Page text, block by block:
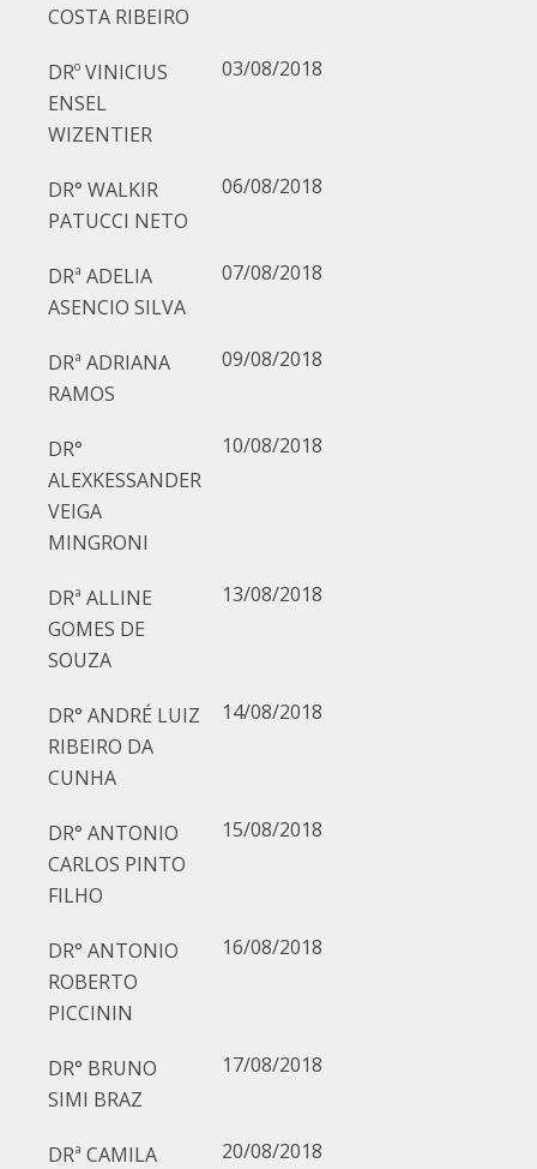
COSTA RIBEIRO
DRº VINICIUS
ENSEL
WIZENTIER
03/08/2018
DR° WALKIR
PATUCCI NETO
06/08/2018
DRª ADELIA
ASENCIO SILVA
07/08/2018
DRª ADRIANA
RAMOS
09/08/2018
DR°
ALEXKESSANDER
VEIGA
MINGRONI
10/08/2018
DRª ALLINE
GOMES DE
SOUZA
13/08/2018
DR° ANDRÉ LUIZ
RIBEIRO DA
CUNHA
14/08/2018
DR° ANTONIO
CARLOS PINTO
FILHO
15/08/2018
DR° ANTONIO
ROBERTO
PICCININ
16/08/2018
DR° BRUNO
SIMI BRAZ
17/08/2018
DRª CAMILA
20/08/2018